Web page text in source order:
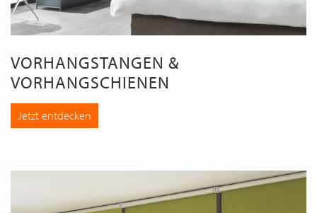
VORHANGSTANGEN &
VORHANGSCHIENEN
Jetzt entdecken